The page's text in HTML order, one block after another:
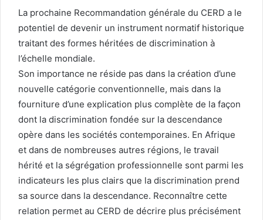
La prochaine Recommandation générale du CERD a le
potentiel de devenir un instrument normatif historique
traitant des formes héritées de discrimination à
l’échelle mondiale.
Son importance ne réside pas dans la création d’une
nouvelle catégorie conventionnelle, mais dans la
fourniture d’une explication plus complète de la façon
dont la discrimination fondée sur la descendance
opère dans les sociétés contemporaines. En Afrique
et dans de nombreuses autres régions, le travail
hérité et la ségrégation professionnelle sont parmi les
indicateurs les plus clairs que la discrimination prend
sa source dans la descendance. Reconnaître cette
relation permet au CERD de décrire plus précisément